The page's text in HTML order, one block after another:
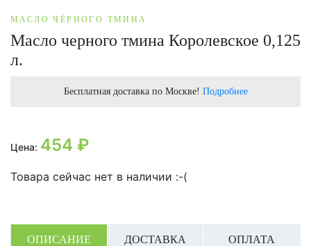
МАСЛО ЧЁРНОГО ТМИНА
Масло черного тмина Королевское 0,125
л.
Бесплатная доставка по Москве! Подробнее
Цена: 454 ₽
Товара сейчас нет в наличии :-(
ОПИСАНИЕ ДОСТАВКА ОПЛАТА